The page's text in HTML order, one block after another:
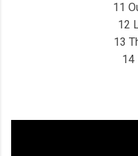
11
12
13
14